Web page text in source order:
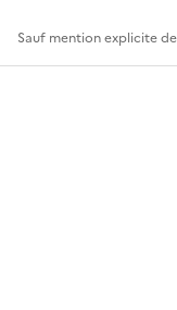
Sauf mention explicite